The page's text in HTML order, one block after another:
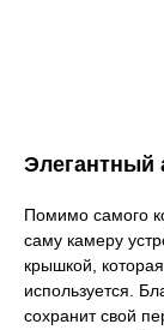
Элегантный
Помимо самого
саму камеру
крышкой,
используется.
сохранит свой